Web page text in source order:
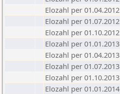
Elozahl per 01.04.2012
Elozahl per 01.07.2012
Elozahl per 01.10.2012
Elozahl per 01.01.2013
Elozahl per 01.04.2013
Elozahl per 01.07.2013
Elozahl per 01.10.2013
Elozahl per 01.01.2014